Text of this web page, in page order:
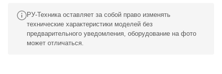
РУ-Техника оставляет за собой право изменять
технические характеристики моделей без
предварительного уведомления, оборудование на фото
может отличаться.